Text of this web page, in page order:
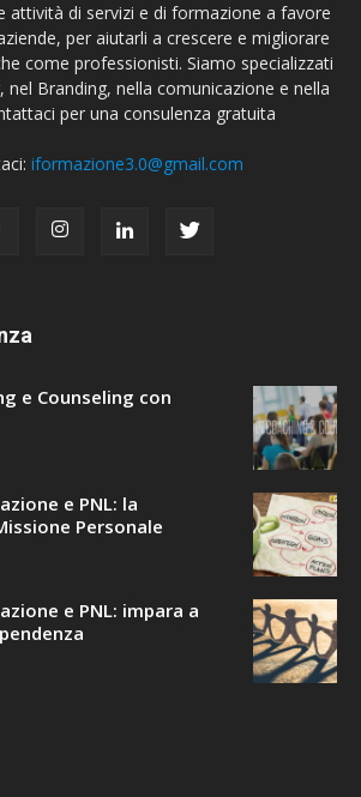
attività di servizi e di formazione a favore
per aiutarli a crescere e migliorare
come professionisti. Siamo specializzati
nel Branding, nella comunicazione e nella
per una consulenza gratuita
iformazione3.0@gmail.com
e Counseling con
e PNL: la
Personale
e PNL: impara a